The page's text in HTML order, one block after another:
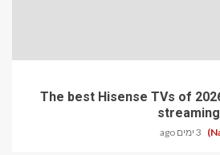
The best Hisense TVs of
3 ימים ago